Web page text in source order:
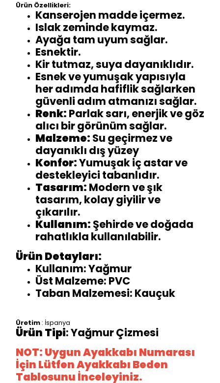
Ürün Özellikleri:
Kanserojen madde içermez.
Islak zeminde kaymaz.
Ayağa tam uyum sağlar.
Esnektir.
Kir tutmaz, suya dayanıklıdır.
Esnek ve yumuşak yapısıyla
her adımda hafiflik sağlarken
güvenli adım atmanızı sağlar.
Renk: Parlak sarı, enerjik ve göz
alıcı bir görünüm sağlar.
Malzeme: Su geçirmez ve
dayanıklı dış yüzey
Konfor:Yumuşak iç astar ve
destekleyici tabanlıdır.
Tasarım: Modern ve şık
tasarım, kolay giyilir ve
çıkarılır.
Kullanım: Şehirde ve doğada
rahatlıkla kullanılabilir.
Ürün Detayları:
Kullanım: Yağmur
Üst Malzeme: PVC
Taban Malzemesi: Kauçuk
Üretim : İspanya
Ürün Tipi: Yağmur Çizmesi
NOT: Uygun Ayakkabı Numarası
İçin Lütfen Ayakkabı Beden
Tablosunu İnceleyiniz.